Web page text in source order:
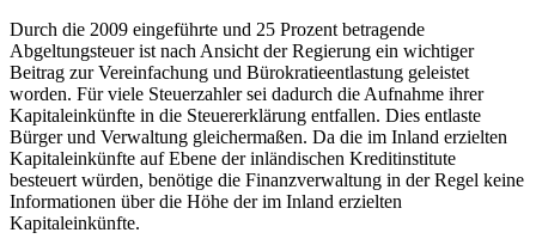
Durch die 2009 eingeführte und 25 Prozent betragende
Abgeltungsteuer ist nach Ansicht der Regierung ein wichtiger
Beitrag zur Vereinfachung und Bürokratieentlastung geleistet
worden. Für viele Steuerzahler sei dadurch die Aufnahme ihrer
Kapitaleinkünfte in die Steuererklärung entfallen. Dies entlaste
Bürger und Verwaltung gleichermaßen. Da die im Inland erzielten
Kapitaleinkünfte auf Ebene der inländischen Kreditinstitute
besteuert würden, benötige die Finanzverwaltung in der Regel keine
Informationen über die Höhe der im Inland erzielten
Kapitaleinkünfte.